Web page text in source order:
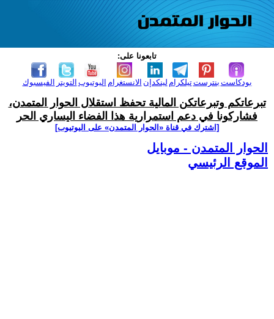
تابعونا على:
الفيسبوك التويتر اليوتيوب الانستغرام لينكدإن تيلكرامبنترست بودكاست
تبرعاتكم وتبرعاتكن المالية تحفظ استقلال الحوار المتمدن،
فشاركونا في دعم استمرارية هذا الفضاء اليساري الحر
[اشترك في قناة ‫«الحوار المتمدن» على اليوتيوب]
الحوار المتمدن - موبايل
الموقع الرئيسي